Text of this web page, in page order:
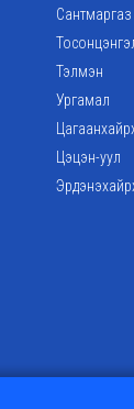
Сантмаргаз
Тэлмэн
Ургамал
Цэцэн-уул